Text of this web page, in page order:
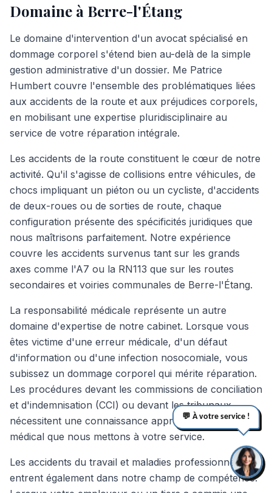
Domaine à Berre-l'Étang
Le domaine d'intervention d'un avocat spécialisé en
dommage corporel s'étend bien au-delà de la simple
gestion administrative d'un dossier. Me Patrice
Humbert couvre l'ensemble des problématiques liées
aux accidents de la route et aux préjudices corporels,
en mobilisant une expertise pluridisciplinaire au
service de votre réparation intégrale.
Les accidents de la route constituent le cœur de notre
activité. Qu'il s'agisse de collisions entre véhicules, de
chocs impliquant un piéton ou un cycliste, d'accidents
de deux-roues ou de sorties de route, chaque
configuration présente des spécificités juridiques que
nous maîtrisons parfaitement. Notre expérience
couvre les accidents survenus tant sur les grands
axes comme l'A7 ou la RN113 que sur les routes
secondaires et voiries communales de Berre-l'Étang.
La responsabilité médicale représente un autre
domaine d'expertise de notre cabinet. Lorsque vous
êtes victime d'une erreur médicale, d'un défaut
d'information ou d'une infection nosocomiale, vous
subissez un dommage corporel qui mérite réparation.
Les procédures devant les commissions de conciliation
et d'indemnisation (CCI) ou devant les tribunaux
nécessitent une connaissance approfondie du droit
médical que nous mettons à votre service.
Les accidents du travail et maladies professionnelles
entrent également dans notre champ de compétence.
💬 À votre service !